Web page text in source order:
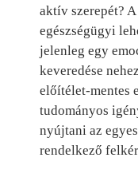
aktív szerepét?
egészségügyi
jelenleg egy
keveredése
előítélet-mentes
tudományos
nyújtani az
rendelkező